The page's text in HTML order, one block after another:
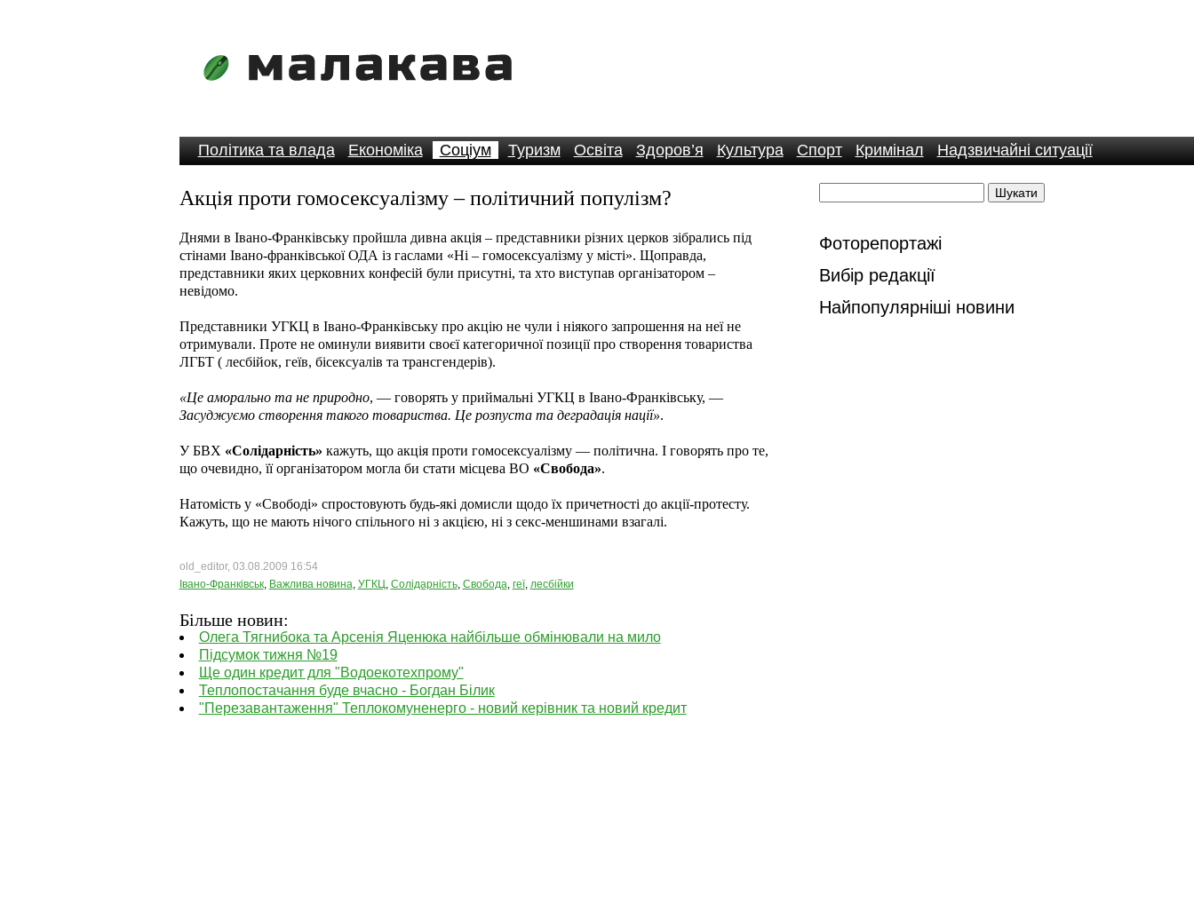
Політика та влада Економіка Соціум Туризм Освіта Здоров’я Культура Спорт Кримінал Надзвичайні ситуації
Акція проти гомосексуалізму – політичний популізм?
Днями в Івано-Франківську пройшла дивна акція – представники різних церков зібрались під
стінами Івано-франківської ОДА із гаслами «Ні – гомосексуалізму у місті». Щоправда,
представники яких церковних конфесій були присутні, та хто виступав організатором –
невідомо.
Представники УГКЦ в Івано-Франківську про акцію не чули і ніякого запрошення на неї не
отримували. Проте не оминули виявити своєї категоричної позиції про створення товариства
ЛГБТ ( лесбійок, геїв, бісексуалів та трансгендерів).
«Це аморально та не природно, — говорять у приймальні УГКЦ в Івано-Франківську, —
Засуджуємо створення такого товариства. Це розпуста та деградація нації».
У БВХ «Солідарність» кажуть, що акція проти гомосексуалізму — політична. І говорять про те,
що очевидно, її організатором могла би стати місцева ВО «Свобода».
Натомість у «Свободі» спростовують будь-які домисли щодо їх причетності до акції-протесту.
Кажуть, що не мають нічого спільного ні з акцією, ні з секс-меншинами взагалі.
old_editor, 03.08.2009 16:54
Івано-Франківськ, Важлива новина, УГКЦ, Солідарність, Свобода, геї, лесбійки
Більше новин:
Олега Тягнибока та Арсенія Яценюка найбільше обмінювали на мило
Підсумок тижня №19
Ще один кредит для "Водоекотехпрому"
Теплопостачання буде вчасно - Богдан Білик
"Перезавантаження" Теплокомуненерго - новий керівник та новий кредит
Фоторепортажі
Вибір редакції
Найпопулярніші новини